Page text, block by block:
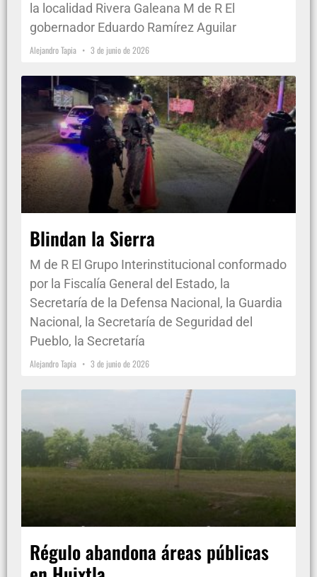
la localidad Rivera Galeana M de R El
gobernador Eduardo Ramírez Aguilar
Alejandro Tapia 3 de junio de 2026
Blindan la Sierra
M de R El Grupo Interinstitucional conformado
por la Fiscalía General del Estado, la
Secretaría de la Defensa Nacional, la Guardia
Nacional, la Secretaría de Seguridad del
Pueblo, la Secretaría
Alejandro Tapia 3 de junio de 2026
Régulo abandona áreas públicas